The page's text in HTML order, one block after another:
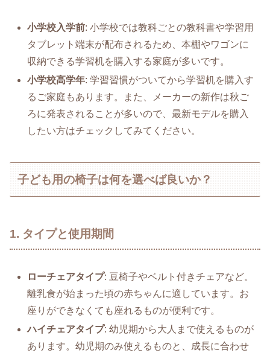
小学校入学前: 小学校では教科ごとの教科書や学習用
タブレット端末が配布されるため、本棚やワゴンに
収納できる学習机を購入する家庭が多いです。
小学校高学年: 学習習慣がついてから学習机を購入す
るご家庭もあります。また、メーカーの新作は秋ご
ろに発表されることが多いので、最新モデルを購入
したい方はチェックしてみてください。
子ども用の椅子は何を選べば良いか？
1. タイプと使用期間
ローチェアタイプ: 豆椅子やベルト付きチェアなど。
離乳食が始まった頃の赤ちゃんに適しています。お
座りができなくても座れるものが便利です。
ハイチェアタイプ: 幼児期から大人まで使えるものが
あります。幼児期のみ使えるものと、成長に合わせ